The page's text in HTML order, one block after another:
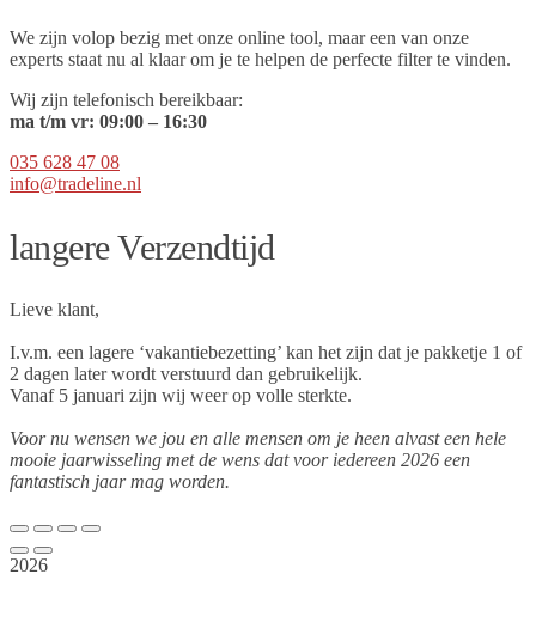
We zijn volop bezig met onze online tool, maar een van onze
experts staat nu al klaar om je te helpen de perfecte filter te vinden.
Wij zijn telefonisch bereikbaar:
ma t/m vr: 09:00 – 16:30
035 628 47 08
info@tradeline.nl
langere Verzendtijd
Lieve klant,
I.v.m. een lagere ‘vakantiebezetting’ kan het zijn dat je pakketje 1 of
2 dagen later wordt verstuurd dan gebruikelijk.
Vanaf 5 januari zijn wij weer op volle sterkte.
Voor nu wensen we jou en alle mensen om je heen alvast een hele
mooie jaarwisseling met de wens dat voor iedereen 2026 een
fantastisch jaar mag worden.
2026